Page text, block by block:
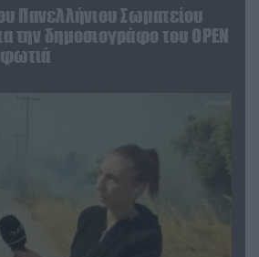
Πανελλήνιου Σωματείου
την δημοσιογράφο του OPEN